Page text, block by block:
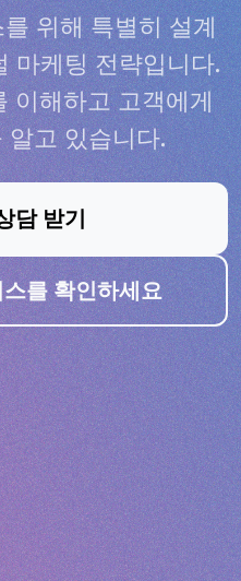
위해 특별히 설계
마케팅 전략입니다.
이해하고 고객에게
고 있습니다.
담 받기
를 확인하세요